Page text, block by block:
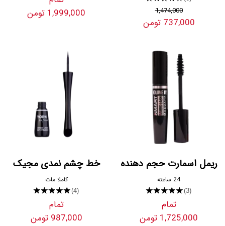
1,474,000
737,000 تومن
1,999,000 تومن
ریمل اسمارت حجم دهنده
24 ساعته
★★★★★(3)
تمام
1,725,000 تومن
خط‌ چشم نمدی مجیک
کاملا مات
★★★★★(4)
تمام
987,000 تومن